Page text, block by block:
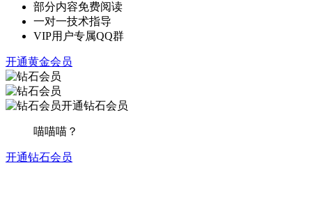
部分内容免费阅读
一对一技术指导
VIP用户专属QQ群
开通黄金会员
开通钻石会员
喵喵喵？
开通钻石会员